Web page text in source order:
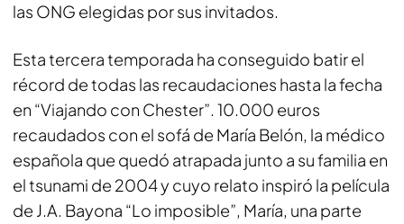
las ONG elegidas por sus invitados.
Esta tercera temporada ha conseguido batir el
récord de todas las recaudaciones hasta la fecha
en “Viajando con Chester”. 10.000 euros
recaudados con el sofá de María Belón, la médico
española que quedó atrapada junto a su familia en
el tsunami de 2004 y cuyo relato inspiró la película
de J.A. Bayona “Lo imposible”, María, una parte